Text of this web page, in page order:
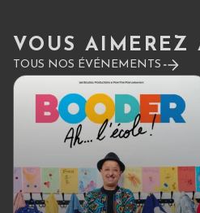
VOUS AIMEREZ
TOUS NOS ÉVÉNEMENTS